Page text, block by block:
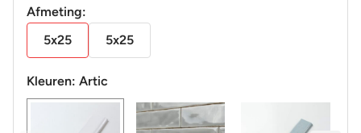
Afmeting:
5x25
5x25
Kleuren: Artic